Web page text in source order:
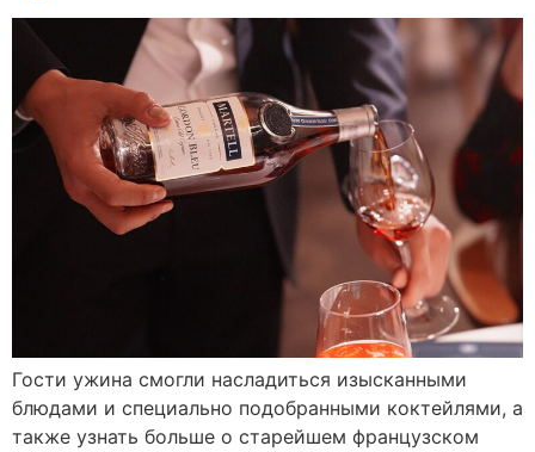
Гости ужина смогли насладиться изысканными
блюдами и специально подобранными коктейлями, а
также узнать больше о старейшем французском